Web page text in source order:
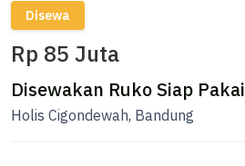
Disewa
Rp 85 Juta
Disewakan Ruko Siap
Holis Cigondewah, Bandung